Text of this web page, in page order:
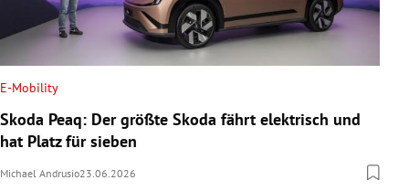
E-Mobility
Skoda Peaq: Der größte Skoda fährt elektrisch und
hat Platz für sieben
Michael Andrusio23.06.2026